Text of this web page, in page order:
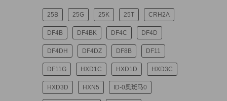
25B 25G 25K 25T CRH2A
DF4B DF4BK DF4C DF4D
DF4DH DF4DZ DF8B DF11
DF11G HXD1C HXD1D HXD3C
HXD3D HXN5 ID-0奥斑马0